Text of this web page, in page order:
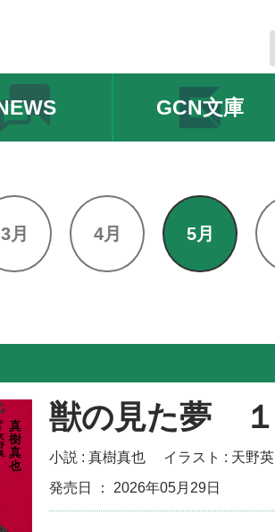
GCN文庫
3月 4月 5月
獣の見た夢 １
小説 : 真樹真也 イラスト : 天野英
発売日 ： 2026年05月29日